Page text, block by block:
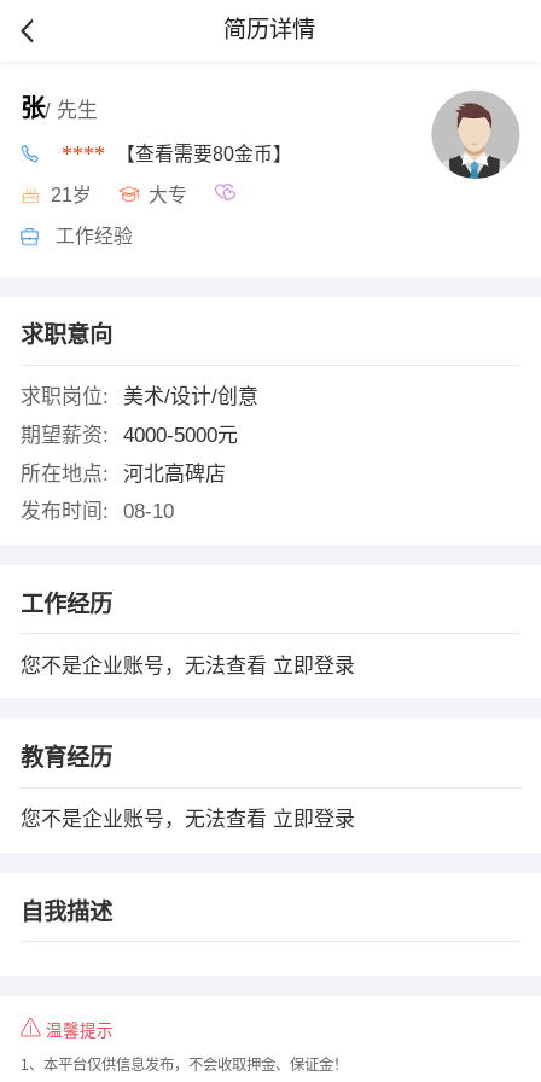
简历详情
张/ 先生
**** 【查看需要80金币】
21岁 大专
工作经验
求职意向
求职岗位:
美术/设计/创意
期望薪资:
4000-5000元
所在地点:
河北高碑店
发布时间:
08-10
工作经历
您不是企业账号，无法查看 立即登录
教育经历
您不是企业账号，无法查看 立即登录
自我描述
温馨提示
1、本平台仅供信息发布，不会收取押金、保证金！